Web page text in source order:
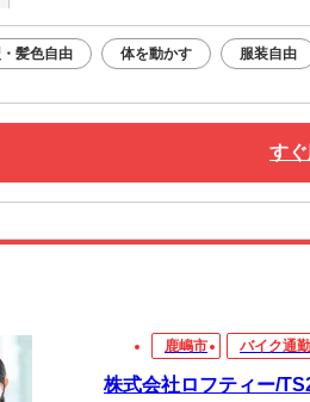
髪色自由 体を動かす 服装自由
す
鹿嶋市 バイク通
株式会社ロフティー/